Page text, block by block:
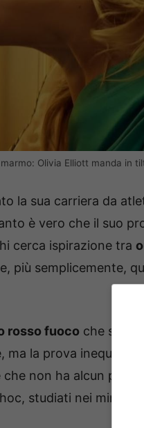
Olivia Elliott manda in
la sua carriera da
è vero che il suo
cerca ispirazione tra
più semplicemente,
rosso fuoco che
ma la prova
non ha alcun
studiati nei minimi